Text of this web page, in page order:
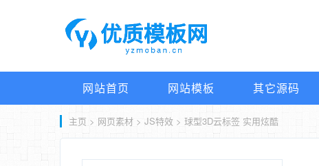
网站首页 网站模板 其它源码
主页 > 网页素材 > JS特效 > 球型3D云标签 实用炫酷